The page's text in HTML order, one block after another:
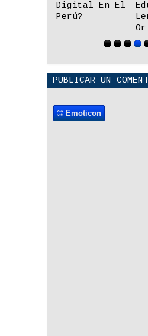
Educativos En
Lenguas
PUBLICAR UN
Emoticon